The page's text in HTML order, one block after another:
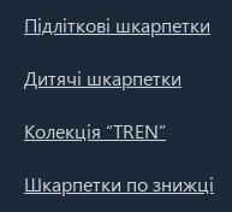
Підліткові шкарпетки
Дитячі шкарпетки
Колекція “TREN”
Шкарпетки по знижці